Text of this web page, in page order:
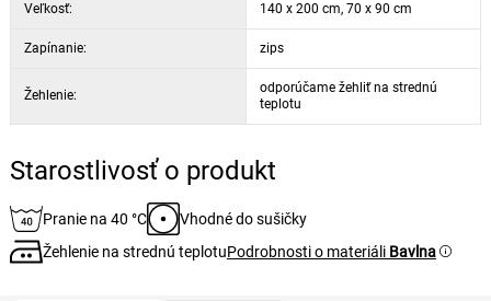
Veľkosť: 140 x 200 cm, 70 x 90 cm
Zapínanie: zips
Žehlenie:
odporúčame žehliť na strednú
teplotu
Starostlivosť o produkt
Pranie na 40 °C
Vhodné do sušičky
Žehlenie na strednú teplotuPodrobnosti o materiáli Bavlna